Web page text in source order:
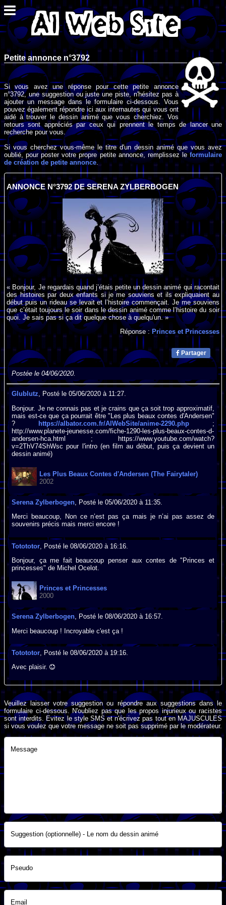
Petite annonce n°3792
Si vous avez une réponse pour cette petite annonce
n°3792, une suggestion ou juste une piste, n'hésitez pas à
ajouter un message dans le formulaire ci-dessous. Vous
pouvez également répondre ici aux internautes qui vous ont
aidé à trouver le dessin animé que vous cherchiez. Vos
retours sont appréciés par ceux qui prennent le temps de lancer une
recherche pour vous.
Si vous cherchez vous-même le titre d'un dessin animé que vous avez
oublié, pour poster votre propre petite annonce, remplissez leformulaire
de création de petite annonce .
ANNONCE N°3792 DE SERENA ZYLBERBOGEN
« Bonjour, Je regardais quand j’étais petite un dessin animé qui racontait
des histoires par deux enfants si je me souviens et ils expliquaient au
début puis un rideau se levait et l’histoire commençait. Je me souviens
que c’était toujours le soir dans le dessin animé comme l’histoire du soir
quoi. Je sais pas si ça dit quelque chose à quelqu'un. »
Réponse :Princes et Princesses
Partager
Postée le 04/06/2020.
Glublutz, Posté le 05/06/2020 à 11:27.
Bonjour. Je ne connais pas et je crains que ça soit trop approximatif,
mais est-ce que ça pourrait être "Les plus beaux contes d'Andersen"
? https://albator.com.fr/AlWebSite/anime-2290.php ;
http://www.planete-jeunesse.com/fiche-1290-les-plus-beaux-contes-d-
andersen-hca.html ; https://www.youtube.com/watch?
v=2ThV74ShWsc pour l'intro (en film au début, puis ça devient un
dessin animé)
Les Plus Beaux Contes d'Andersen (The Fairytaler)
2002
Serena Zylberbogen, Posté le 05/06/2020 à 11:35.
Merci beaucoup, Non ce n’est pas ça mais je n’ai pas assez de
souvenirs précis mais merci encore !
Totototor , Posté le 08/06/2020 à 16:16.
Bonjour, ça me fait beaucoup penser aux contes de "Princes et
princesses" de Michel Ocelot.
Princes et Princesses
2000
Serena Zylberbogen, Posté le 08/06/2020 à 16:57.
Merci beaucoup ! Incroyable c'est ça !
Totototor , Posté le 08/06/2020 à 19:16.
Avec plaisir.
Veuillez laisser votre suggestion ou répondre aux suggestions dans le
formulaire ci-dessous. N'oubliez pas que les propos injurieux ou racistes
sont interdits. Evitez le style SMS et n'écrivez pas tout en MAJUSCULES
si vous voulez que votre message ne soit pas supprimé par le modérateur.
Message
Suggestion (optionnelle) - Le nom du dessin animé
Pseudo
Email